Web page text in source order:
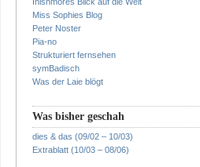
Miss Sophies Blog
Peter Noster
Pia-no
Strukturiert fernsehen
symBadisch
Was der Laie blögt
Was bisher geschah
dies & das (09/02 – 10/03)
Extrablatt (10/03 – 08/06)